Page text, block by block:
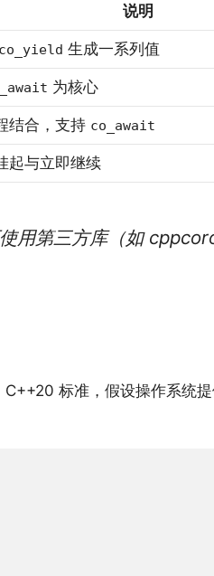
说明
co_yield 生成一系列值
为核心
结合，支持 co_await
起与立即继续
用第三方库（如 cppcoro
标准，假设操作系统